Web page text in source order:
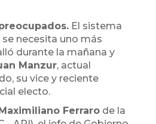
El sistema
necesita uno más
durante la mañana y
Manzur, actual
su vice y reciente
electo.
Ferraro de la